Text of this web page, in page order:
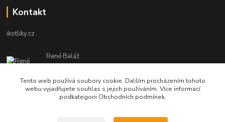
Kontakt
ikotliky.cz
René Baláž
Eshop: +421 902 212 007
od 8:00 - do 16:00 hod
info@ikotliky.cz
Tento web používá soubory cookie. Dalším procházením tohoto
webu vyjadřujete souhlas s jejich používáním. Více informací
podkategorii Obchodních podmínek.